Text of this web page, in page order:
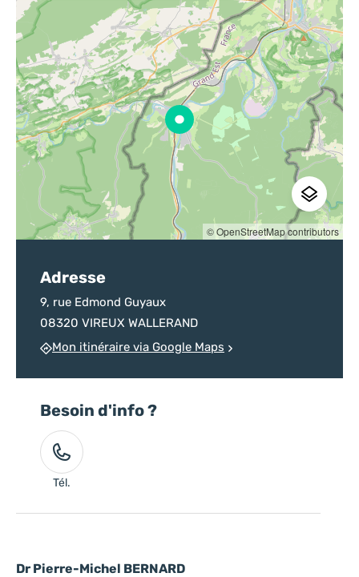
Dr Pierre-Michel BERNARD
© OpenStreetMap contributors
Adresse
9, rue Edmond Guyaux
08320 VIREUX WALLERAND
Mon itinéraire via Google Maps
Besoin d'info ?
Tél.